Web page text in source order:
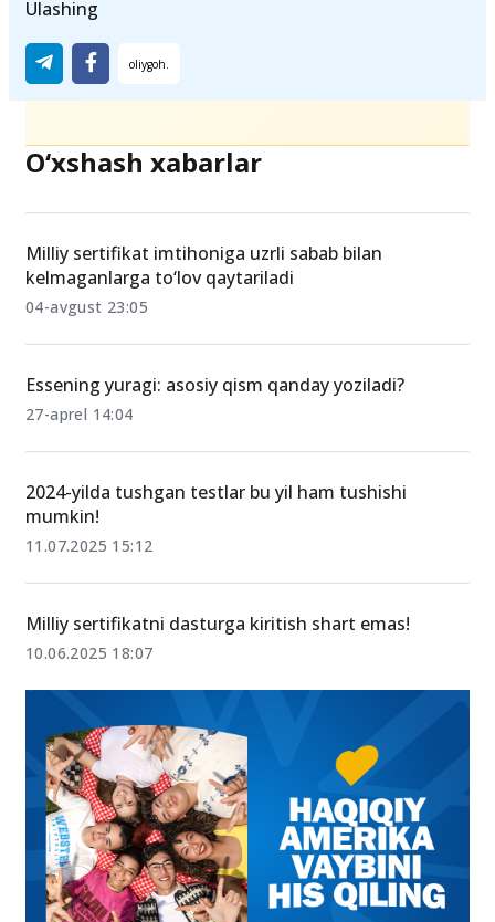
Bilim va malakalarni baholash agentligi
Ulashing
O‘xshash xabarlar
kelmaganlarga to‘lov qaytariladi
04-avgust 23:05
Essening yuragi: asosiy qism qanday yoziladi?
27-aprel 14:04
mumkin!
11.07.2025 15:12
Milliy sertifikatni dasturga kiritish shart emas!
10.06.2025 18:07